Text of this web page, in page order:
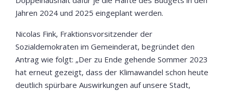
Jahren 2024 und 2025 eingeplant werden.
Nicolas Fink, Fraktionsvorsitzender der
Sozialdemokraten im Gemeinderat, begründet den
Antrag wie folgt: „Der zu Ende gehende Sommer 2023
hat erneut gezeigt, dass der Klimawandel schon heute
deutlich spürbare Auswirkungen auf unsere Stadt,